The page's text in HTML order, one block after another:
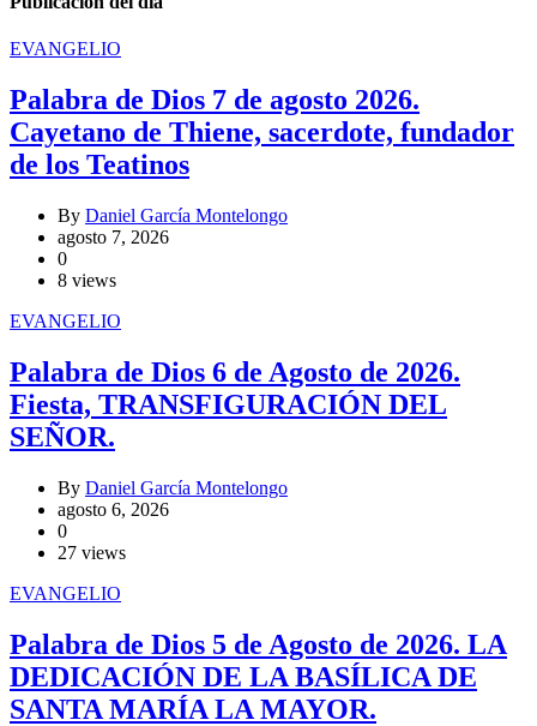
EVANGELIO
Palabra de Dios 7 de agosto 2026.
Cayetano de Thiene, sacerdote, fundador
de los Teatinos
By Daniel García Montelongo
agosto 7, 2026
0
8 views
EVANGELIO
Palabra de Dios 6 de Agosto de 2026.
Fiesta, TRANSFIGURACIÓN DEL
SEÑOR.
By Daniel García Montelongo
agosto 6, 2026
0
27 views
EVANGELIO
Palabra de Dios 5 de Agosto de 2026. LA
DEDICACIÓN DE LA BASÍLICA DE
SANTA MARÍA LA MAYOR.